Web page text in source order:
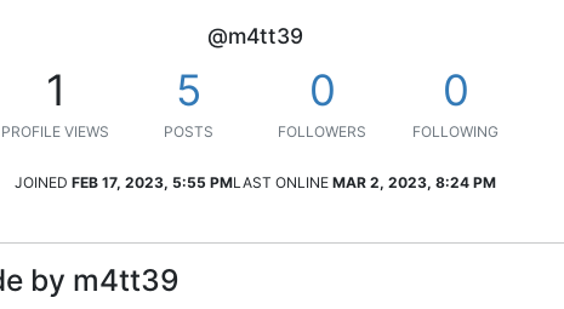
@m4tt39
1
PROFILE VIEWS
5
POSTS
0
FOLLOWERS
0
FOLLOWING
JOINED FEB 17, 2023, 5:55 PMLAST ONLINE MAR 2, 2023, 8:24 PM
by m4tt39